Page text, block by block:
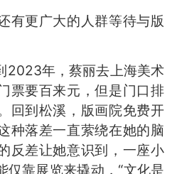
更广大的人群等待与版
年，蔡丽去上海美术
票要百来元，但是门口排
回到松溪，版画院免费开
种落差一直萦绕在她的脑
反差让她意识到，一座小
仅靠展览来撬动，“文化是